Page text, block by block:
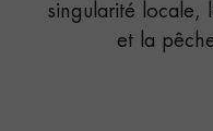
singularité locale,
et la